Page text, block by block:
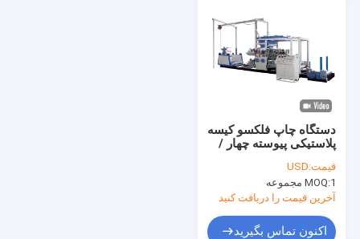
فیلم های
درباره ما
کنترل کیفیت
با ما تماس بگیرید
دستگاه چاپ فلکسو کیسه
پلاستیکی پیوسته چهار /
رنگ
قیمت:USD
MOQ:1 مجموعه
آخرین قیمت را دریافت کنید
اکنون تماس بگیرید